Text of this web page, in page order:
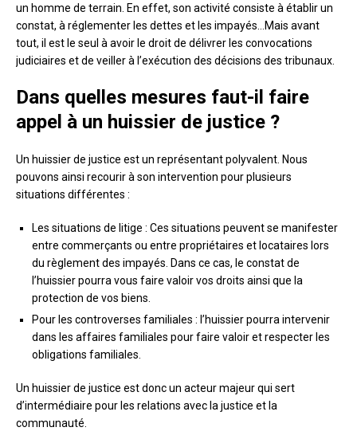
un homme de terrain. En effet, son activité consiste à établir un
constat, à réglementer les dettes et les impayés…Mais avant
tout, il est le seul à avoir le droit de délivrer les convocations
judiciaires et de veiller à l’exécution des décisions des tribunaux.
Dans quelles mesures faut-il faire
appel à un huissier de justice ?
Un huissier de justice est un représentant polyvalent. Nous
pouvons ainsi recourir à son intervention pour plusieurs
situations différentes :
Les situations de litige : Ces situations peuvent se manifester
entre commerçants ou entre propriétaires et locataires lors
du règlement des impayés. Dans ce cas, le constat de
l’huissier pourra vous faire valoir vos droits ainsi que la
protection de vos biens.
Pour les controverses familiales : l’huissier pourra intervenir
dans les affaires familiales pour faire valoir et respecter les
obligations familiales.
Un huissier de justice est donc un acteur majeur qui sert
d’intermédiaire pour les relations avec la justice et la
communauté.